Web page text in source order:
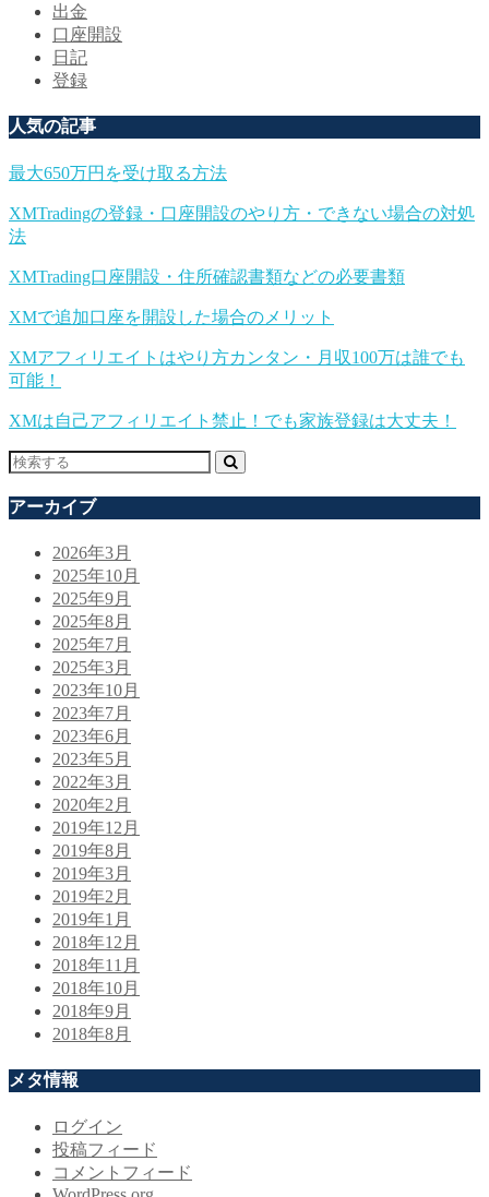
出金
口座開設
日記
登録
人気の記事
最大650万円を受け取る方法
XMTradingの登録・口座開設のやり方・できない場合の対処
法
XMTrading口座開設・住所確認書類などの必要書類
XMで追加口座を開設した場合のメリット
XMアフィリエイトはやり方カンタン・月収100万は誰でも
可能！
XMは自己アフィリエイト禁止！でも家族登録は大丈夫！
アーカイブ
2026年3月
2025年10月
2025年9月
2025年8月
2025年7月
2025年3月
2023年10月
2023年7月
2023年6月
2023年5月
2022年3月
2020年2月
2019年12月
2019年8月
2019年3月
2019年2月
2019年1月
2018年12月
2018年11月
2018年10月
2018年9月
2018年8月
メタ情報
ログイン
投稿フィード
コメントフィード